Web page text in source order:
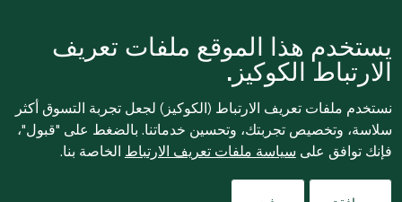
يستخدم هذا الموقع ملفات تعريف
الارتباط الكوكيز.
نستخدم ملفات تعريف الارتباط (الكوكيز) لجعل تجربة التسوق أكثر
سلاسة، وتخصيص تجربتك، وتحسين خدماتنا. بالضغط على "قبول"،
فإنك توافق على سياسة ملفات تعريف الارتباط الخاصة بنا.